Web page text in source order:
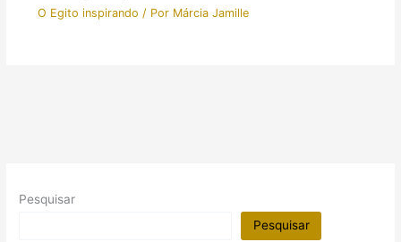
O Egito inspirando / Por Márcia Jamille
Pesquisar
Pesquisar